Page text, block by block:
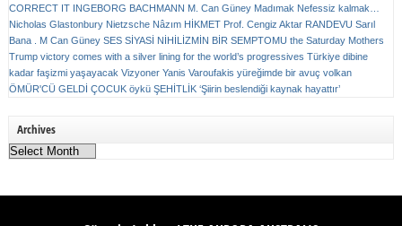
CORRECT IT INGEBORG BACHMANN M. Can Güney Madımak Nefessiz kalmak…
Nicholas Glastonbury Nietzsche Nâzım HİKMET Prof. Cengiz Aktar RANDEVU Sarıl
Bana . M Can Güney SES SİYASİ NİHİLİZMİN BİR SEMPTOMU the Saturday Mothers
Trump victory comes with a silver lining for the world’s progressives Türkiye dibine
kadar faşizmi yaşayacak Vizyoner Yanis Varoufakis yüreğimde bir avuç volkan
ÖMÜR'CÜ GELDİ ÇOCUK öykü ŞEHİTLİK ‘Şiirin beslendiği kaynak hayattır’
Archives
Archives